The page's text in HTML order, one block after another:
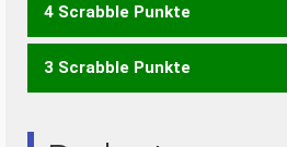
EHER EHRE HEER HIER
4 Scrabble Punkte
EHE EHR HEI HER HIE
3 Scrabble Punkte